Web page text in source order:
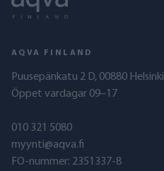
AQVA FINLAND
Puusepänkatu 2 D, 00880 Helsinki
Öppet vardagar 09–17
010 321 5080
myynti@aqva.fi
FO-nummer: 2351337-8